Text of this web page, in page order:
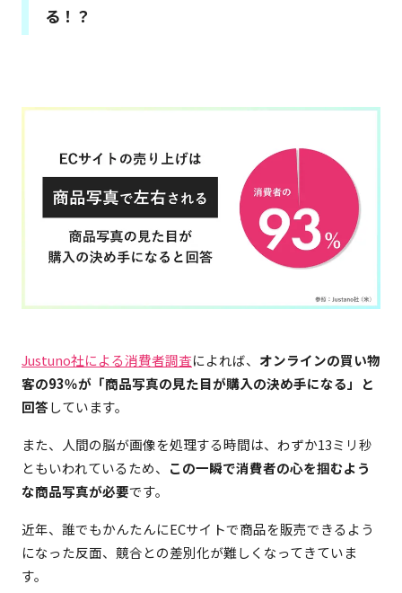
る！？
Justuno社による消費者調査によれば、 オンラインの買い物
客の93％が「商品写真の見た目が購入の決め手になる」と
回答しています。
また、人間の脳が画像を処理する時間は、わずか13ミリ秒
ともいわれているため、 この一瞬で消費者の心を掴むよう
な商品写真が必要です。
近年、誰でもかんたんにECサイトで商品を販売できるよう
になった反面、競合との差別化が難しくなってきていま
す。